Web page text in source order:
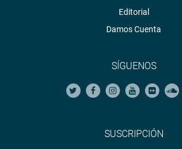
Editorial
Damos Cuenta
SÍGUENOS
SUSCRIPCIÓN